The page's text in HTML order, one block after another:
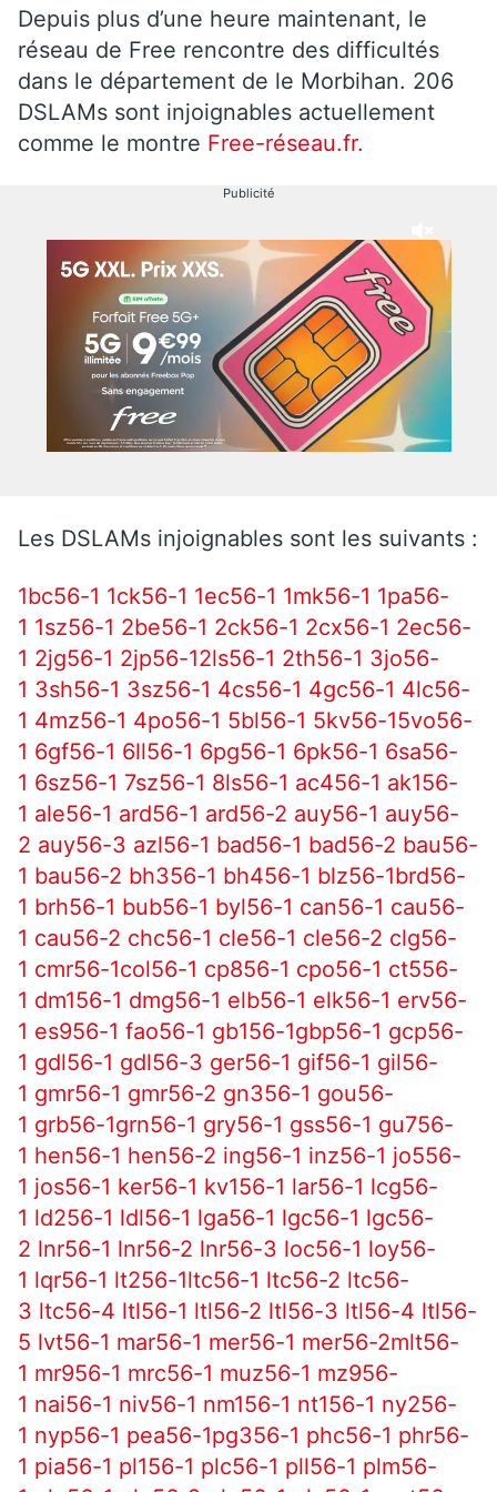
Depuis plus d’une heure maintenant, le
réseau de Free rencontre des difficultés
dans le département de le Morbihan. 206
DSLAMs sont injoignables actuellement
comme le montre Free-réseau.fr.
Publicité
Les DSLAMs injoignables sont les suivants :
1bc56-1 1ck56-1 1ec56-1 1mk56-1 1pa56-
1 1sz56-1 2be56-1 2ck56-1 2cx56-1 2ec56-
1 2jg56-1 2jp56-12ls56-1 2th56-1 3jo56-
1 3sh56-1 3sz56-1 4cs56-1 4gc56-1 4lc56-
1 4mz56-1 4po56-1 5bl56-1 5kv56-15vo56-
1 6gf56-1 6ll56-1 6pg56-1 6pk56-1 6sa56-
1 6sz56-1 7sz56-1 8ls56-1 ac456-1 ak156-
1 ale56-1 ard56-1 ard56-2 auy56-1 auy56-
2 auy56-3 azl56-1 bad56-1 bad56-2 bau56-
1 bau56-2 bh356-1 bh456-1 blz56-1brd56-
1 brh56-1 bub56-1 byl56-1 can56-1 cau56-
1 cau56-2 chc56-1 cle56-1 cle56-2 clg56-
1 cmr56-1col56-1 cp856-1 cpo56-1 ct556-
1 dm156-1 dmg56-1 elb56-1 elk56-1 erv56-
1 es956-1 fao56-1 gb156-1gbp56-1 gcp56-
1 gdl56-1 gdl56-3 ger56-1 gif56-1 gil56-
1 gmr56-1 gmr56-2 gn356-1 gou56-
1 grb56-1grn56-1 gry56-1 gss56-1 gu756-
1 hen56-1 hen56-2 ing56-1 inz56-1 jo556-
1 jos56-1 ker56-1 kv156-1 lar56-1 lcg56-
1 ld256-1 ldl56-1 lga56-1 lgc56-1 lgc56-
2 lnr56-1 lnr56-2 lnr56-3 loc56-1 loy56-
1 lqr56-1 lt256-1ltc56-1 ltc56-2 ltc56-
3 ltc56-4 ltl56-1 ltl56-2 ltl56-3 ltl56-4 ltl56-
5 lvt56-1 mar56-1 mer56-1 mer56-2mlt56-
1 mr956-1 mrc56-1 muz56-1 mz956-
1 nai56-1 niv56-1 nm156-1 nt156-1 ny256-
1 nyp56-1 pea56-1pg356-1 phc56-1 phr56-
1 pia56-1 pl156-1 plc56-1 pll56-1 plm56-